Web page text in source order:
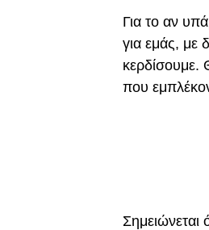
Για το αν
για εμάς, με
κερδίσουμε.
που
Σημειώνεται